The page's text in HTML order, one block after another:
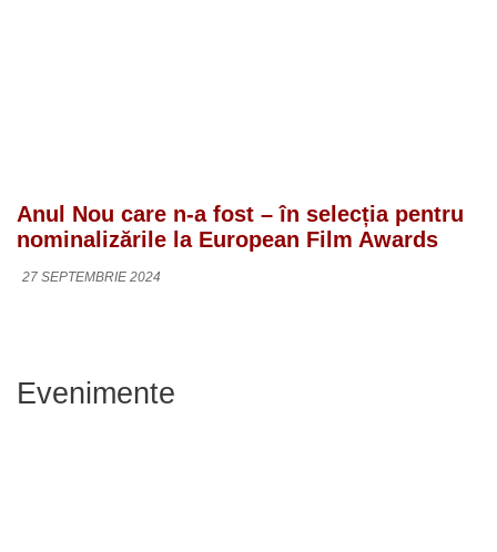
Anul Nou care n-a fost – în selecția pentru
nominalizările la European Film Awards
27 SEPTEMBRIE 2024
Evenimente